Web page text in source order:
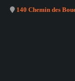
140 Chemin des